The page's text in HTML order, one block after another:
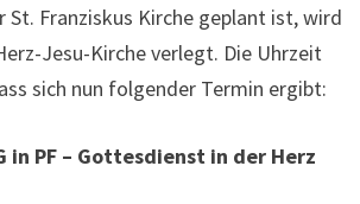
St. Franziskus Kirche geplant ist, wird
Jesu-Kirche verlegt. Die Uhrzeit
sich nun folgender Termin ergibt:
in PF – Gottesdienst in der Herz